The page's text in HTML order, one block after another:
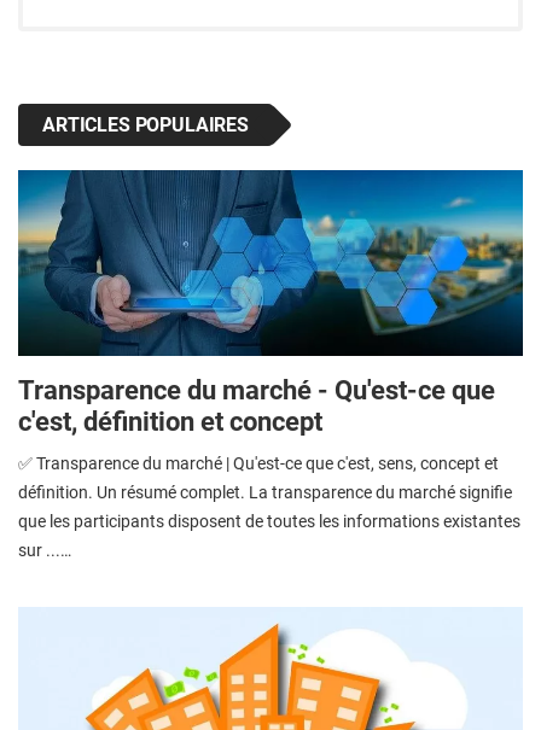
ARTICLES POPULAIRES
Transparence du marché - Qu'est-ce que
c'est, définition et concept
✅ Transparence du marché | Qu'est-ce que c'est, sens, concept et
définition. Un résumé complet. La transparence du marché signifie
que les participants disposent de toutes les informations existantes
sur ...…